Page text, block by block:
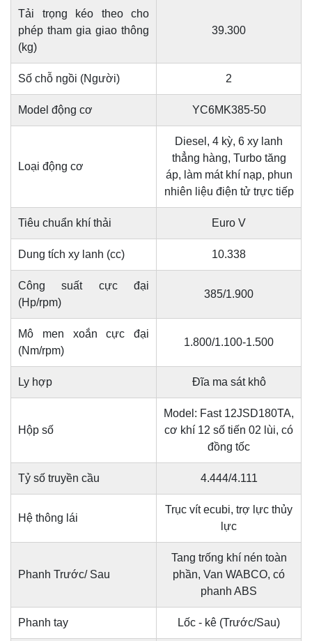
Tải trọng kéo theo cho
phép tham gia giao thông
(kg)
39.300
Số chỗ ngồi (Người) 2
Model động cơ YC6MK385-50
Loại động cơ
Diesel, 4 kỳ, 6 xy lanh
thẳng hàng, Turbo tăng
áp, làm mát khí nạp, phun
nhiên liệu điện tử trực tiếp
Tiêu chuẩn khí thải Euro V
Dung tích xy lanh (cc) 10.338
Công suất cực đại
(Hp/rpm)
385/1.900
Mô men xoắn cực đại
(Nm/rpm)
1.800/1.100-1.500
Ly hợp Đĩa ma sát khô
Hộp số
Model: Fast 12JSD180TA,
cơ khí 12 số tiến 02 lùi, có
đồng tốc
Tỷ số truyền cầu 4.444/4.111
Hệ thông lái
Trục vít ecubi, trợ lực thủy
lực
Phanh Trước/ Sau
Tang trống khí nén toàn
phần, Van WABCO, có
phanh ABS
Phanh tay Lốc - kê (Trước/Sau)